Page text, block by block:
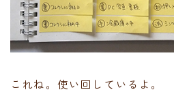
これね。使い回しているよ。